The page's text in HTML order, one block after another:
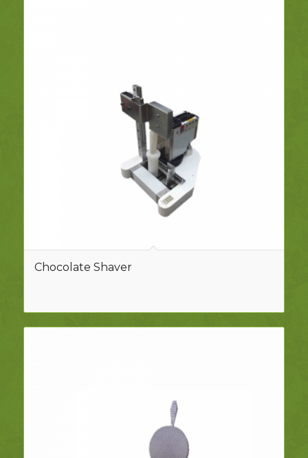
Chocolate Shaver